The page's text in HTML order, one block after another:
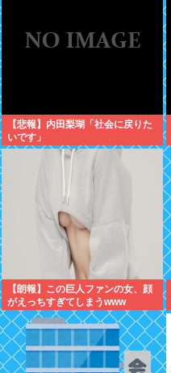
【悲報】内田梨瑚「社会に戻りた
いです」
【朗報】この巨人ファンの女、顔
がえっちすぎてしまうwww